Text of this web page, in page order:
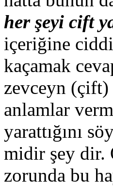
her şeyi cift
içeriğine
kaçamak
zevceyn
anlamlar
yarattığını
midir şey dir.
zorunda bu